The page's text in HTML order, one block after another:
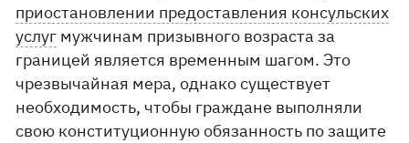
приостановлении предоставления консульских
услуг мужчинам призывного возраста за
границей является временным шагом. Это
чрезвычайная мера, однако существует
необходимость, чтобы граждане выполняли
свою конституционную обязанность по защите